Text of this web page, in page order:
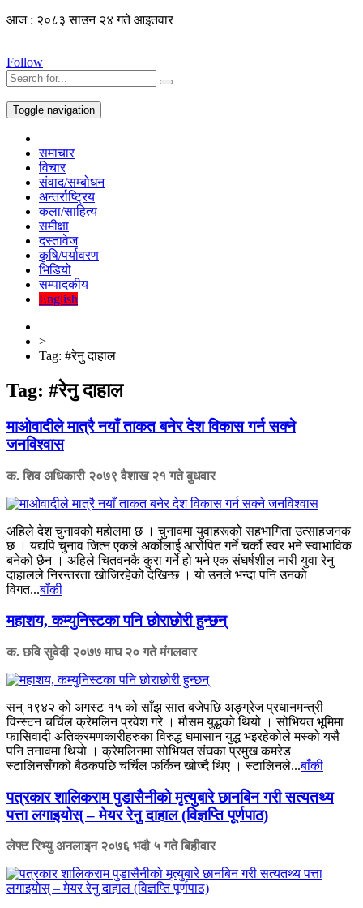
आज : २०८३ साउन २४ गते आइतवार
Follow
Toggle navigation
समाचार
विचार
संवाद/सम्बोधन
अन्तर्राष्ट्रिय
कला/साहित्य
समीक्षा
दस्तावेज
कृषि/पर्यावरण
भिडियो
सम्पादकीय
English
>
Tag: #रेनु दाहाल
Tag: #रेनु दाहाल
माओवादीले मात्रै नयाँ ताकत बनेर देश विकास गर्न सक्ने
जनविश्वास
क. शिव अधिकारी २०७९ वैशाख २१ गते बुधवार
अहिले देश चुनावको महोलमा छ । चुनावमा युवाहरूको सहभागिता उत्साहजनक
छ । यद्यपि चुनाव जित्न एकले अर्कोलाई आरोपित गर्ने चर्को स्वर भने स्वाभाविक
बनेको छैन । अहिले चितवनकै कुरा गर्ने हो भने एक संघर्षशील नारी युवा रेनु
दाहालले निरन्तरता खोजिरहेको देखिन्छ । यो उनले भन्दा पनि उनको
विगत...बाँकी
महाशय, कम्युनिस्टका पनि छोराछोरी हुन्छन्
क. छवि सुवेदी २०७७ माघ २० गते मंगलवार
सन् १९४२ को अगस्ट १५ को साँझ सात बजेपछि अङ्ग्रेज प्रधानमन्त्री
विन्स्टन चर्चिल क्रेमलिन प्रवेश गरे । मौसम युद्धको थियो । सोभियत भूमिमा
फासिवादी अतिक्रमणकारीहरुका विरुद्ध घमासान युद्ध भइरहेकोले मस्को यसै
पनि तनावमा थियो । क्रेमलिनमा सोभियत संघका प्रमुख कमरेड
स्टालिनसँगको बैठकपछि चर्चिल फर्किन खोज्दै थिए । स्टालिनले...बाँकी
पत्रकार शालिकराम पुडासैनीकाे मृत्युबारे छानबिन गरी सत्यतथ्य
पत्ता लगाइयोस् – मेयर रेनु दाहाल (विज्ञप्ति पूर्णपाठ)
लेफ्ट रिभ्यु अनलाइन २०७६ भदौ ५ गते बिहीवार